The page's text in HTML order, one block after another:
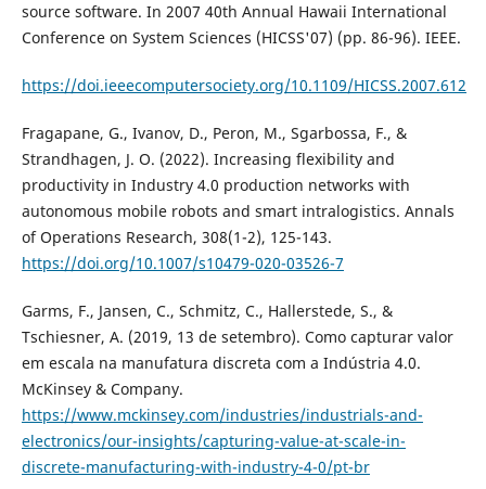
source software. In 2007 40th Annual Hawaii International
Conference on System Sciences (HICSS'07) (pp. 86-96). IEEE.
https://doi.ieeecomputersociety.org/10.1109/HICSS.2007.612
Fragapane, G., Ivanov, D., Peron, M., Sgarbossa, F., &
Strandhagen, J. O. (2022). Increasing flexibility and
productivity in Industry 4.0 production networks with
autonomous mobile robots and smart intralogistics. Annals
of Operations Research, 308(1-2), 125-143.
https://doi.org/10.1007/s10479-020-03526-7
Garms, F., Jansen, C., Schmitz, C., Hallerstede, S., &
Tschiesner, A. (2019, 13 de setembro). Como capturar valor
em escala na manufatura discreta com a Indústria 4.0.
McKinsey & Company.
https://www.mckinsey.com/industries/industrials-and-
electronics/our-insights/capturing-value-at-scale-in-
discrete-manufacturing-with-industry-4-0/pt-br